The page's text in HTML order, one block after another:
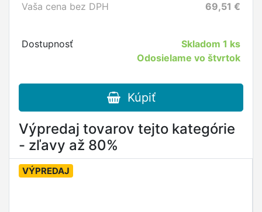
Vaša cena bez DPH
69,51 €
Dostupnosť Skladom1 ks
Odosielame vo štvrtok
Kúpiť
Výpredaj tovarov tejto kategórie
- zľavy až 80%
VÝPREDAJ